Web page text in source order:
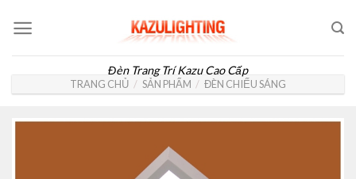
Đèn Trang Trí Kazu Cao Cấp
TRANG CHỦ / SẢN PHẨM / ĐÈN CHIẾU SÁNG